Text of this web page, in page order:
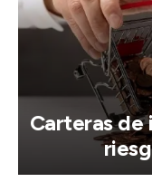
Carteras de